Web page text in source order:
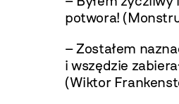
potwora!
– Zostałem
i wszędzie
(Wiktor